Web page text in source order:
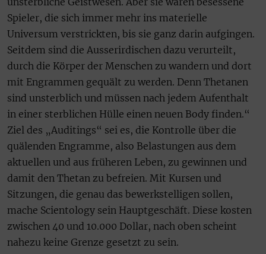
Spieler, die sich immer mehr ins materielle
Universum verstrickten, bis sie ganz darin aufgingen.
Seitdem sind die Ausserirdischen dazu verurteilt,
durch die Körper der Menschen zu wandern und dort
mit Engrammen gequält zu werden. Denn Thetanen
sind unsterblich und müssen nach jedem Aufenthalt
in einer sterblichen Hülle einen neuen Body finden.“
Ziel des „Auditings“ sei es, die Kontrolle über die
quälenden Engramme, also Belastungen aus dem
aktuellen und aus früheren Leben, zu gewinnen und
damit den Thetan zu befreien. Mit Kursen und
Sitzungen, die genau das bewerkstelligen sollen,
mache Scientology sein Hauptgeschäft. Diese kosten
zwischen 40 und 10.000 Dollar, nach oben scheint
nahezu keine Grenze gesetzt zu sein.